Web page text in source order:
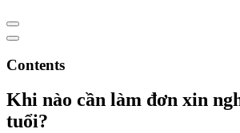
Contents
Khi nào cần làm đơn xin
tuổi?